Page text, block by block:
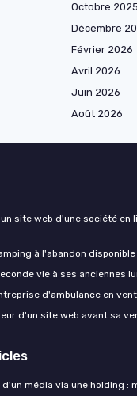
Octobre 2025
Décembre
Février 2026
Avril 2026
Juin 2026
Août 2026
site web d'une société en
à l'abandon disponible
vie à ses anciennes
d'ambulance en
d'un site web avant sa
média via une holding :